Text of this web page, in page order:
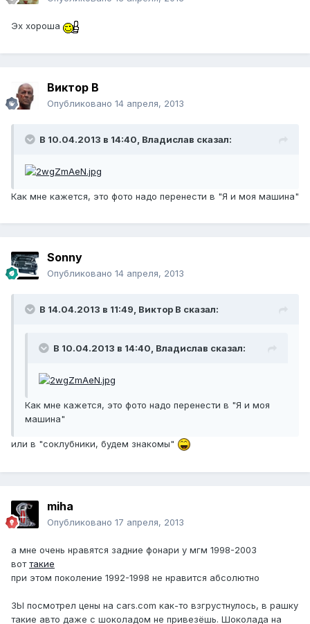
Эх хороша
Виктор В
Опубликовано 14 апреля, 2013
В 10.04.2013 в 14:40, Владислав сказал:
Как мне кажется, это фото надо перенести в "Я и моя машина"
Sonny
Опубликовано 14 апреля, 2013
В 14.04.2013 в 11:49, Виктор В сказал:
В 10.04.2013 в 14:40, Владислав сказал:
Как мне кажется, это фото надо перенести в "Я и моя
машина"
или в "соклубники, будем знакомы"
miha
Опубликовано 17 апреля, 2013
а мне очень нравятся задние фонари у мгм 1998-2003
воттакие
при этом поколение 1992-1998 не нравится абсолютно
ЗЫ посмотрел цены на cars.com как-то взгрустнулось, в рашку
такие авто даже с шоколадом не привезёшь. Шоколада на